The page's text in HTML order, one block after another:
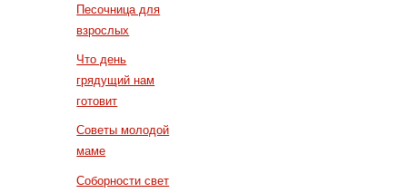
Песочница для
взрослых
Что день
грядущий нам
готовит
Советы молодой
маме
Соборности свет